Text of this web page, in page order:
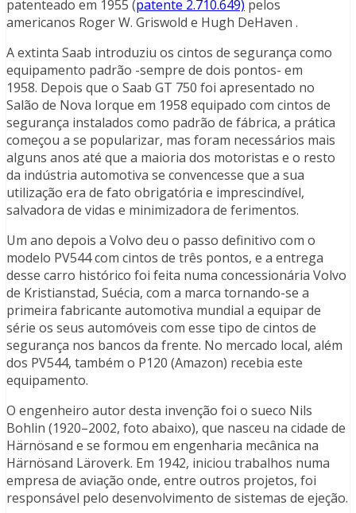
patenteado em 1955 (patente 2.710.649) pelos
americanos Roger W. Griswold e Hugh DeHaven .
A extinta Saab introduziu os cintos de segurança como
equipamento padrão -sempre de dois pontos- em
1958. Depois que o Saab GT 750 foi apresentado no
Salão de Nova Iorque em 1958 equipado com cintos de
segurança instalados como padrão de fábrica, a prática
começou a se popularizar, mas foram necessários mais
alguns anos até que a maioria dos motoristas e o resto
da indústria automotiva se convencesse que a sua
utilização era de fato obrigatória e imprescindível,
salvadora de vidas e minimizadora de ferimentos.
Um ano depois a Volvo deu o passo definitivo com o
modelo PV544 com cintos de três pontos, e a entrega
desse carro histórico foi feita numa concessionária Volvo
de Kristianstad, Suécia, com a marca tornando-se a
primeira fabricante automotiva mundial a equipar de
série os seus automóveis com esse tipo de cintos de
segurança nos bancos da frente. No mercado local, além
dos PV544, também o P120 (Amazon) recebia este
equipamento.
O engenheiro autor desta invenção foi o sueco Nils
Bohlin (1920–2002, foto abaixo), que nasceu na cidade de
Härnösand e se formou em engenharia mecânica na
Härnösand Läroverk. Em 1942, iniciou trabalhos numa
empresa de aviação onde, entre outros projetos, foi
responsável pelo desenvolvimento de sistemas de ejeção.